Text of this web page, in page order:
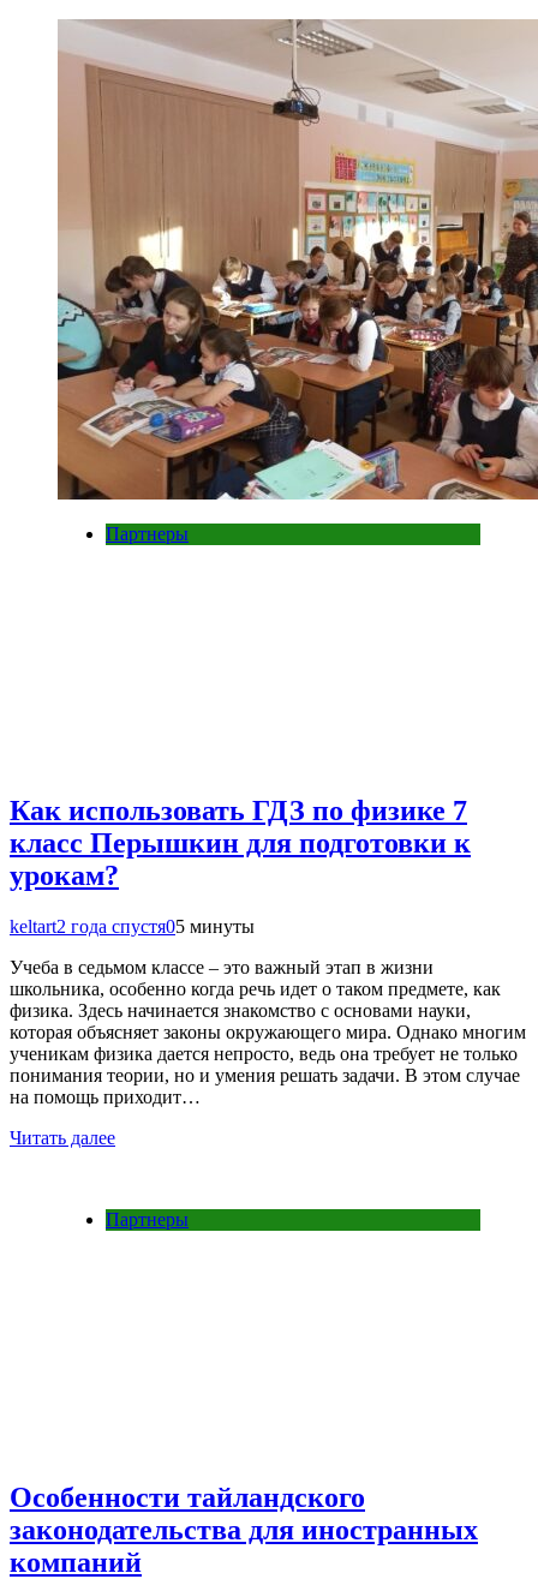
Партнеры
Как использовать ГДЗ по физике 7
класс Перышкин для подготовки к
урокам?
keltart2 года спустя05 минуты
Учеба в седьмом классе – это важный этап в жизни
школьника, особенно когда речь идет о таком предмете, как
физика. Здесь начинается знакомство с основами науки,
которая объясняет законы окружающего мира. Однако многим
ученикам физика дается непросто, ведь она требует не только
понимания теории, но и умения решать задачи. В этом случае
на помощь приходит…
Читать далее
Партнеры
Особенности тайландского
законодательства для иностранных
компаний